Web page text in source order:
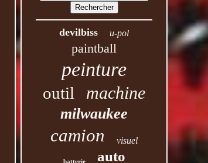
devilbiss u-pol
paintball
peinture
outil machine
milwaukee
camion visuel
batterie auto